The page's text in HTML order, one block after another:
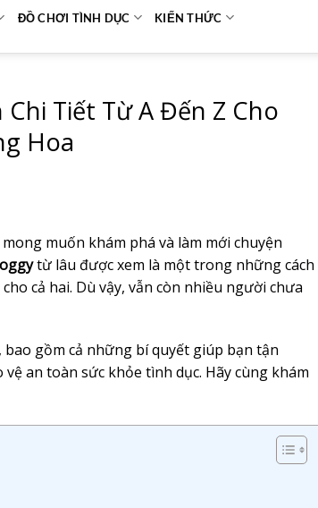
ĐỒ CHƠI TÌNH DỤC KIẾN THỨC
Tiết Từ A Đến Z Cho
Hoa
muốn khám phá và làm mới chuyện
từ lâu được xem là một trong những cách
cả hai. Dù vậy, vẫn còn nhiều người chưa
gồm cả những bí quyết giúp bạn tận
vệ an toàn sức khỏe tình dục. Hãy cùng khám